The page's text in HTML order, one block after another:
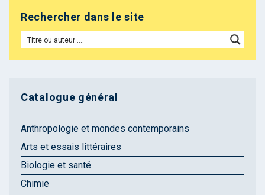
Rechercher dans le site
Catalogue général
Anthropologie et mondes contemporains
Arts et essais littéraires
Biologie et santé
Chimie